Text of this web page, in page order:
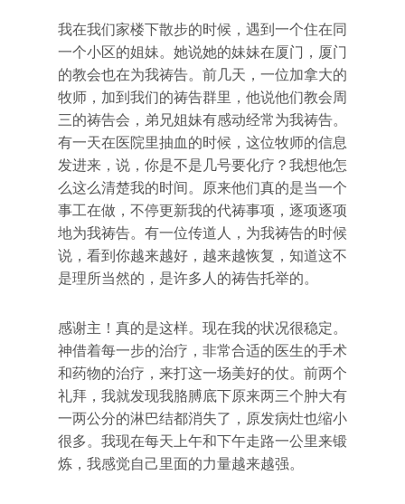
我在我们家楼下散步的时候，遇到一个住在同
一个小区的姐妹。她说她的妹妹在厦门，厦门
的教会也在为我祷告。前几天，一位加拿大的
牧师，加到我们的祷告群里，他说他们教会周
三的祷告会，弟兄姐妹有感动经常为我祷告。
有一天在医院里抽血的时候，这位牧师的信息
发进来，说，你是不是几号要化疗？我想他怎
么这么清楚我的时间。原来他们真的是当一个
事工在做，不停更新我的代祷事项，逐项逐项
地为我祷告。有一位传道人，为我祷告的时候
说，看到你越来越好，越来越恢复，知道这不
是理所当然的，是许多人的祷告托举的。
感谢主！真的是这样。现在我的状况很稳定。
神借着每一步的治疗，非常合适的医生的手术
和药物的治疗，来打这一场美好的仗。前两个
礼拜，我就发现我胳膊底下原来两三个肿大有
一两公分的淋巴结都消失了，原发病灶也缩小
很多。我现在每天上午和下午走路一公里来锻
炼，我感觉自己里面的力量越来越强。